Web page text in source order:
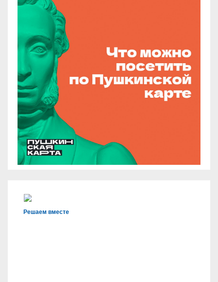
Решаем вместе